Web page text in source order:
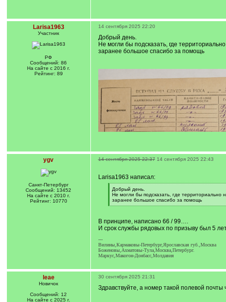
Larisa1963
Участник
РФ
Сообщений: 86
На сайте с 2016 г.
Рейтинг: 89
14 сентября 2025 22:20
Добрый день.
Не могли бы подсказать, где
заранее большое спасибо за помощь
ygv
Санкт-Петербург
Сообщений: 13452
На сайте с 2010 г.
Рейтинг: 10770
14 сентября 2025 22:37 14 сентября 2025 22:43
Larisa1963 написал:
[
q
]
Добрый день.
Не могли бы подсказать, где территориально
заранее большое спасибо за помощь
[
]
В принципе, написано 66 / 99….
И срок службы рядовых по призыву был 5
---
Вилины,Кармаковы-Петербург,Ярославская губ.,Москва
Боженовы,Ахматовы-Тула,Москва,Петербург.
Маркус,Макогон-Донбасс,Молдавия
leae
Новичок
Сообщений: 12
На сайте с 2025 г.
30 сентября 2025 21:31
Здравствуйте, а номер такой полевой